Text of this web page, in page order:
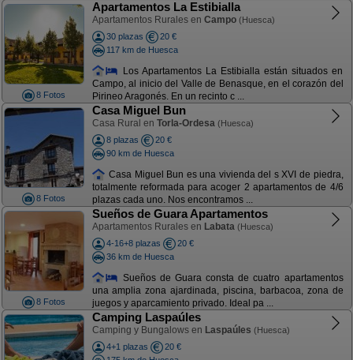
8 Fotos
Apartamentos La Estibialla
Apartamentos Rurales en Campo (Huesca)
30 plazas
20 €
117 km de Huesca
Los Apartamentos La Estibialla están situados en
Campo, al inicio del Valle de Benasque, en el corazón del
Pirineo Aragonés. En un recinto c ...
8 Fotos
Casa Miguel Bun
Casa Rural en Torla-Ordesa (Huesca)
8 plazas
20 €
90 km de Huesca
Casa Miguel Bun es una vivienda del s XVI de piedra,
totalmente reformada para acoger 2 apartamentos de 4/6
plazas cada uno. Nos encontramos ...
8 Fotos
Sueños de Guara Apartamentos
Apartamentos Rurales en Labata (Huesca)
4-16+8 plazas
20 €
36 km de Huesca
Sueños de Guara consta de cuatro apartamentos
una amplia zona ajardinada, piscina, barbacoa, zona de
juegos y aparcamiento privado. Ideal pa ...
Camping Laspaúles
Camping y Bungalows en Laspaúles (Huesca)
4+1 plazas
20 €